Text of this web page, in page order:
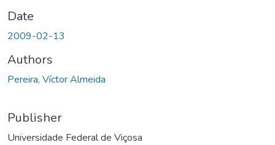
Date
2009-02-13
Authors
Pereira, Víctor Almeida
Publisher
Universidade Federal de Viçosa